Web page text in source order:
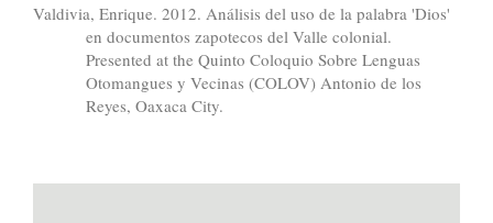
Valdivia, Enrique. 2012. Análisis del uso de la palabra 'Dios'
en documentos zapotecos del Valle colonial.
Presented at the Quinto Coloquio Sobre Lenguas
Otomangues y Vecinas (COLOV) Antonio de los
Reyes, Oaxaca City.